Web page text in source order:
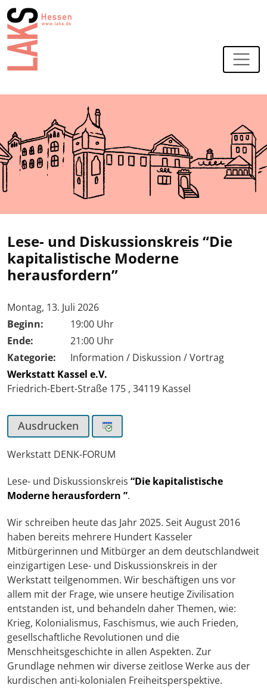
Lese- und Diskussionskreis “Die
kapitalistische Moderne
herausfordern”
Tag der Veranstaltung:
Montag, 13. Juli 2026
Beginn:
19:00 Uhr
Ende:
21:00 Uhr
Kategorie:
Information / Diskussion / Vortrag
Werkstatt Kassel e.V.
Friedrich-Ebert-Straße 175 , 34119 Kassel
Ausdrucken
Werkstatt DENK-FORUM
Lese- und Diskussionskreis “Die kapitalistische
Moderne herausfordern ”.
Wir schreiben heute das Jahr 2025. Seit August 2016
haben bereits mehrere Hundert Kasseler
Mitbürgerinnen und Mitbürger an dem deutschlandweit
einzigartigen Lese- und Diskussionskreis in der
Werkstatt teilgenommen. Wir beschäftigen uns vor
allem mit der Frage, wie unsere heutige Zivilisation
entstanden ist, und behandeln daher Themen, wie:
Krieg, Kolonialismus, Faschismus, wie auch Frieden,
gesellschaftliche Revolutionen und die
Menschheitsgeschichte in allen Aspekten. Zur
Grundlage nehmen wir diverse zeitlose Werke aus der
kurdischen anti-kolonialen Freiheitsperspektive.